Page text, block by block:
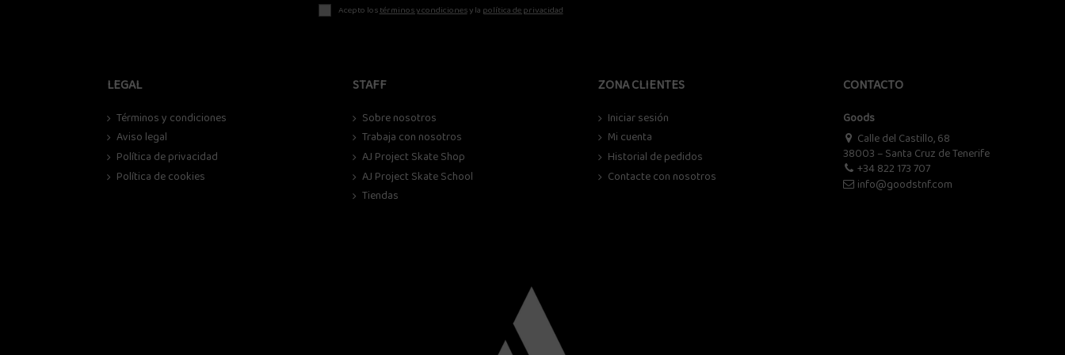
Acepto lostérminos y condicionesy la política de privacidad
LEGAL
Términos y condiciones
Aviso legal
Política de privacidad
Política de cookies
STAFF
Sobre nosotros
Trabaja con nosotros
AJ Project Skate Shop
AJ Project Skate School
Tiendas
ZONA CLIENTES
Iniciar sesión
Mi cuenta
Historial de pedidos
Contacte con nosotros
CONTACTO
Goods
Calle del Castillo, 68
38003 – Santa Cruz de Tenerife
+34 822 173 707
info@goodstnf.com